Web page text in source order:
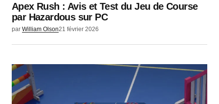
Apex Rush : Avis et Test du Jeu de Course
par Hazardous sur PC
par William Olson21 février 2026